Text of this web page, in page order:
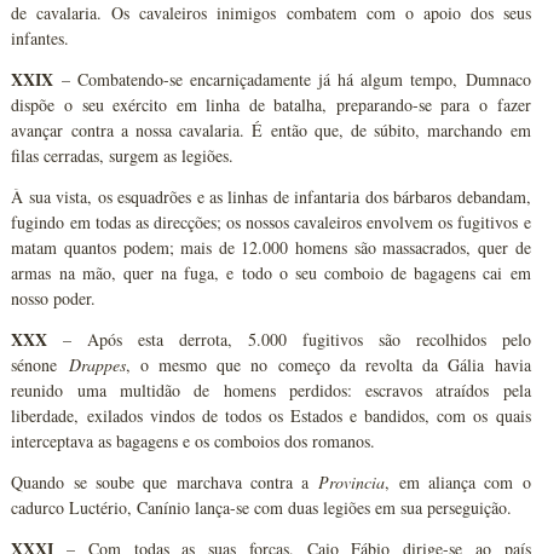
de cavalaria. Os cavaleiros inimigos combatem com o apoio dos seus
infantes.
XXIX – Combatendo-se encarniçadamente já há algum tempo, Dumnaco
dispõe o seu exército em linha de batalha, preparando-se para o fazer
avançar contra a nossa cavalaria. É então que, de súbito, marchando em
filas cerradas, surgem as legiões.
À sua vista, os esquadrões e as linhas de infantaria dos bárbaros debandam,
fugindo em todas as direcções; os nossos cavaleiros envolvem os fugitivos e
matam quantos podem; mais de 12.000 homens são massacrados, quer de
armas na mão, quer na fuga, e todo o seu comboio de bagagens cai em
nosso poder.
XXX – Após esta derrota, 5.000 fugitivos são recolhidos pelo
sénone Drappes, o mesmo que no começo da revolta da Gália havia
reunido uma multidão de homens perdidos: escravos atraídos pela
liberdade, exilados vindos de todos os Estados e bandidos, com os quais
interceptava as bagagens e os comboios dos romanos.
Quando se soube que marchava contra aProvincia, em aliança com o
cadurco Luctério, Canínio lança-se com duas legiões em sua perseguição.
XXXI – Com todas as suas forças, Caio Fábio dirige-se ao país